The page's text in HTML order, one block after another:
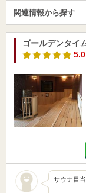
関連情報から探す
ゴールデンタイ
サウナ目